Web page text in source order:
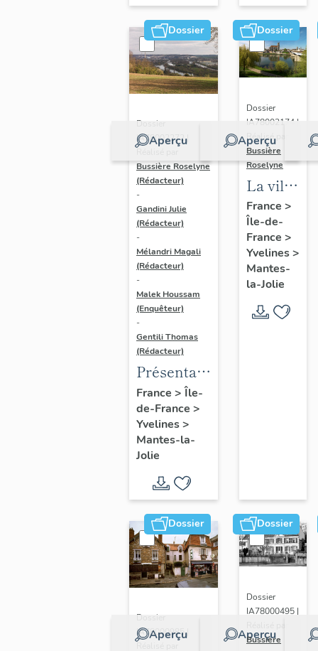
Dossier
Aperçu
Dossier
IA78002272 |
Bussière Roselyne
(Rédacteur)
-
Gandini Julie
(Rédacteur)
-
Mélandri Magali
(Rédacteur)
-
Malek Houssam
(Enquêteur)
-
Gentili Thomas
(Rédacteur)
Présentation
de l'étude
France > Île-
de-France >
Yvelines>
Mantes-la-
Jolie
Dossier
Aperçu
Dossier
IA78002174 |
Réalisé par
Bussière
Roselyne
La ville
de
Mantes-
la-Jolie
France >
Île-de-
France >
Yvelines>
Mantes-
la-Jolie
Dossier
Aperçu
Dossier
IA78000985 |
Dossier
Aperçu
Dossier
IA78000495 |
Bussière